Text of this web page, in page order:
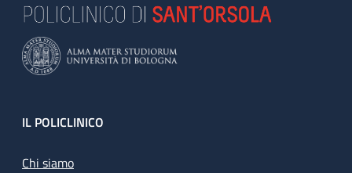
Footer
IL POLICLINICO
Chi siamo